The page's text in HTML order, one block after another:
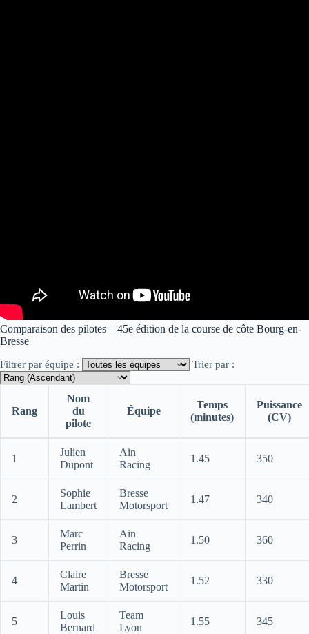
Comparaison des pilotes – 45e édition de la course de côte Bourg-en-
Bresse
Filtrer par équipe : Trier par :
Rang
Nom
du
pilote
Équipe
Temps
(minutes)
Puissance
(CV)
1
Julien
Dupont
Ain
Racing
1.45 350
2
Sophie
Lambert
Bresse
Motorsport
1.47 340
3
Marc
Perrin
Ain
Racing
1.50 360
4
Claire
Martin
Bresse
Motorsport
1.52 330
5
Louis
Bernard
Team
Lyon
1.55 345